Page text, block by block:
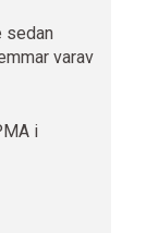
sedan
varav
i